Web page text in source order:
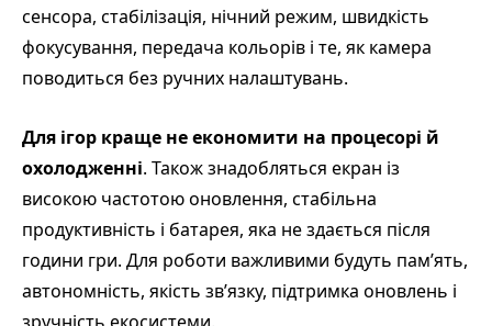
сенсора, стабілізація, нічний режим, швидкість
фокусування, передача кольорів і те, як камера
поводиться без ручних налаштувань.
Для ігор краще не економити на процесорі й
охолодженні. Також знадобляться екран із
високою частотою оновлення, стабільна
продуктивність і батарея, яка не здається після
години гри. Для роботи важливими будуть пам’ять,
автономність, якість зв’язку, підтримка оновлень і